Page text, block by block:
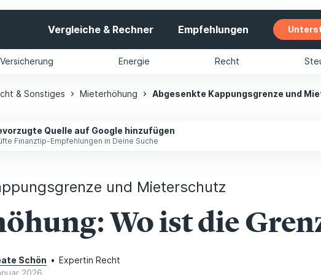
Vergleiche & Rechner Empfehlungen
Versicherung Energie Recht
& Sonstiges Mieterhöhung Abgesenkte Kappungsgrenze und
Quelle auf Google hinzufügen
Finanztip-Empfehlungen in Deine Suche
und Mieterschutz
Wo ist die
Schön • Expertin Recht
2026